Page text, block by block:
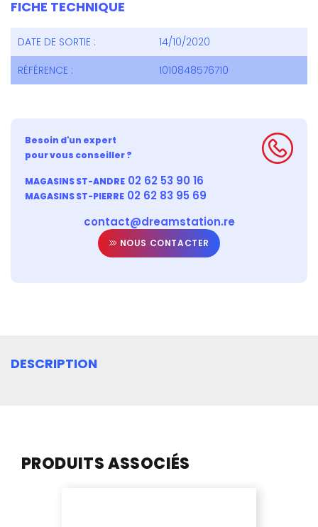
FICHE TECHNIQUE
DATE DE SORTIE :
14/10/2020
RÉFÉRENCE :
1010848576710
Besoin d'un expert
pour vous conseiller ?
MAGASINS ST-ANDRE 02 62 53 90 16
MAGASINS ST-PIERRE 02 62 83 95 69
contact@dreamstation.re
NOUS CONTACTER
DESCRIPTION
PRODUITS ASSOCIÉS